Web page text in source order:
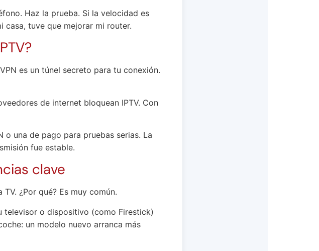
Haz la prueba. Si la velocidad es
casa, tuve que mejorar mi router.
es un túnel secreto para tu conexión.
de internet bloquean IPTV. Con
o una de pago para pruebas serias. La
fue estable.
clave
¿Por qué? Es muy común.
televisor o dispositivo (como Firestick)
un modelo nuevo arranca más